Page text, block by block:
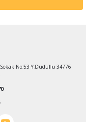
No:53 Y.Dudullu 34776